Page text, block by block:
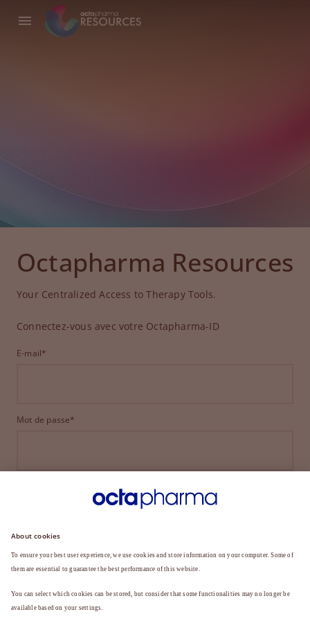
Octapharma Resources
Your Centralized Access to Therapy Tools.
Connectez-vous avec votre Octapharma-ID
E-mail*
Mot de passe*
CONNEXION
MOT DE PASSE OUBLIÉ ?
Vous n'êtes pas encore membre ?